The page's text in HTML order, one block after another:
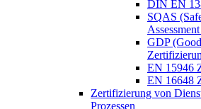
DIN EN
SQAS
GDP
EN 15946
EN 16648
Zertifizierung von
Prozessen